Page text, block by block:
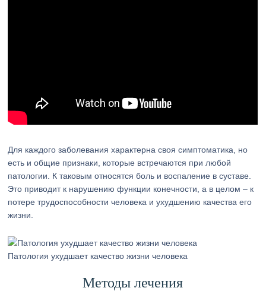
Для каждого заболевания характерна своя симптоматика, но
есть и общие признаки, которые встречаются при любой
патологии. К таковым относятся боль и воспаление в суставе.
Это приводит к нарушению функции конечности, а в целом – к
потере трудоспособности человека и ухудшению качества его
жизни.
Патология ухудшает качество жизни человека
Методы лечения